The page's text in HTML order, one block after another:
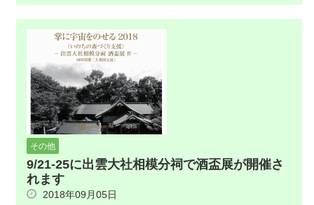
その他
9/21-25に出雲大社相模分祠で酒盃展が開催さ
れます
2018年09月05日